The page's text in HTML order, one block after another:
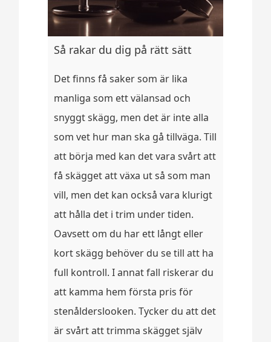
Så rakar du dig på rätt sätt
Det finns få saker som är lika
manliga som ett välansad och
snyggt skägg, men det är inte alla
som vet hur man ska gå tillväga. Till
att börja med kan det vara svårt att
få skägget att växa ut så som man
vill, men det kan också vara klurigt
att hålla det i trim under tiden.
Oavsett om du har ett långt eller
kort skägg behöver du se till att ha
full kontroll. I annat fall riskerar du
att kamma hem första pris för
stenålderslooken. Tycker du att det
är svårt att trimma skägget själv